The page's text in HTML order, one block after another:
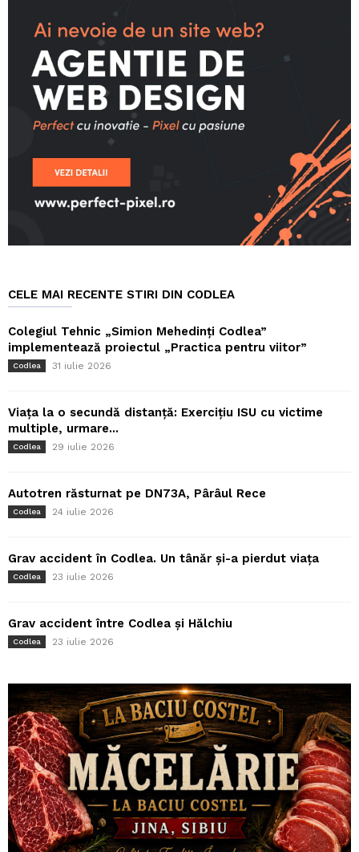
CELE MAI RECENTE STIRI DIN CODLEA
Colegiul Tehnic „Simion Mehedinți Codlea”
implementează proiectul „Practica pentru viitor”
Codlea 31 iulie 2026
Viața la o secundă distanță: Exercițiu ISU cu victime
multiple, urmare...
Codlea 29 iulie 2026
Autotren răsturnat pe DN73A, Pârâul Rece
Codlea 24 iulie 2026
Grav accident în Codlea. Un tânăr și-a pierdut viața
Codlea 23 iulie 2026
Grav accident între Codlea și Hălchiu
Codlea 23 iulie 2026